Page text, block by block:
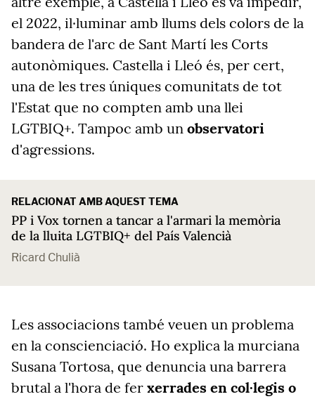
el 2022, il·luminar amb llums dels colors de la
bandera de l'arc de Sant Martí les Corts
autonòmiques. Castella i Lleó és, per cert,
una de les tres úniques comunitats de tot
l'Estat que no compten amb una llei
LGTBIQ+. Tampoc amb un observatori
d'agressions.
RELACIONAT AMB AQUEST TEMA
PP i Vox tornen a tancar a l'armari la memòria
de la lluita LGTBIQ+ del País Valencià
Ricard Chulià
Les associacions també veuen un problema
en la conscienciació. Ho explica la murciana
Susana Tortosa, que denuncia una barrera
brutal a l'hora de fer xerrades en col·legis o